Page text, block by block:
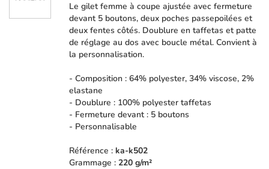
Le gilet femme à coupe ajustée avec fermeture
devant 5 boutons, deux poches passepoilées et
deux fentes côtés. Doublure en taffetas et patte
de réglage au dos avec boucle métal. Convient à
la personnalisation.
- Composition : 64% polyester, 34% viscose, 2%
elastane
- Doublure : 100% polyester taffetas
- Fermeture devant : 5 boutons
- Personnalisable
Référence : ka-k502
Grammage : 220 g/m²